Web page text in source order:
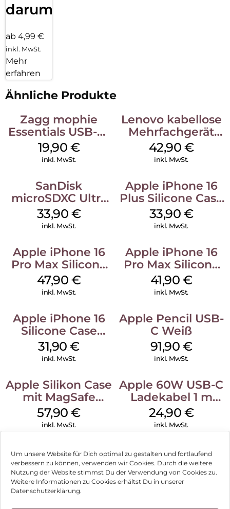
Um unsere Website für Dich optimal zu gestalten und fortlaufend
verbessern zu können, verwenden wir Cookies. Durch die weitere
Nutzung der Website stimmst Du der Verwendung von Cookies zu.
Weitere Informationen zu Cookies erhältst Du in unserer
Datenschutzerklärung.
darum!
ab 4,99 €
inkl. MwSt.
Mehr
erfahren
Ähnliche Produkte
Zagg mophie
Essentials USB-C-
20W Charger PD
Weiß
19,90 €
inkl. MwSt.
Lenovo kabellose
Mehrfachgerät
Luna Grey
42,90 €
inkl. MwSt.
SanDisk
microSDXC Ultra
128 GB + Adapter
Mobile
33,90 €
inkl. MwSt.
Apple iPhone 16
Plus Silicone Case
MagSafe Lake
Green
33,90 €
inkl. MwSt.
Apple iPhone 16
Pro Max Silicone
Case MagSafe
Black
47,90 €
inkl. MwSt.
Apple iPhone 16
Pro Max Silicone
Case MagSafe
Ultramarine
41,90 €
inkl. MwSt.
Apple iPhone 16
Silicone Case
MagSafe Fuchsia
31,90€
inkl. MwSt.
Apple Pencil USB-
C Weiß
91,90 €
inkl. MwSt.
Apple Silikon Case
mit MagSafe
iPhone 14 Pro
(PRODUCT)RED
57,90€
inkl. MwSt.
Apple 60W USB-C
Ladekabel 1 m
Weiß
24,90 €
inkl. MwSt.
Impressum